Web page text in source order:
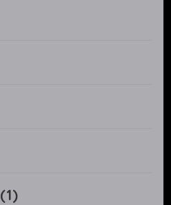
(1)